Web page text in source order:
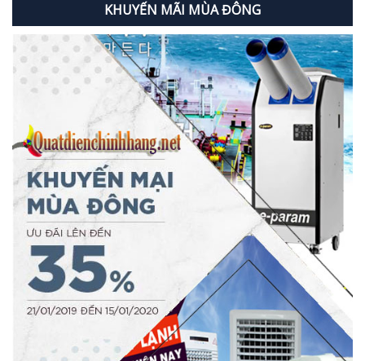
KHUYẾN MÃI MÙA ĐÔNG